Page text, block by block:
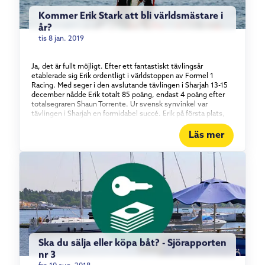
OS 2020. Läs mer om Josefin Olsson
Kommer Erik Stark att bli världsmästare i
år?
tis 8 jan. 2019
Ja, det är fullt möjligt. Efter ett fantastiskt tävlingsår
etablerade sig Erik ordentligt i världstoppen av Formel 1
Racing. Med seger i den avslutande tävlingen i Sharjah 13-15
december nådde Erik totalt 85 poäng, endast 4 poäng efter
totalsegraren Shaun Torrente. Ur svensk synvinkel var
tävlingen i Sharjah en formidabel succé. Erik på första plats,
Jonas Andersson på andra och Erik Edin på en 5:e plats. Under
året har Erik vunnit tre av totalt 7 deltävlingar. Grand Prix
Paris, Grand Prix London och nu senast Grand Prix Sharjah.
Eriks lag Team Abu Dabi (Erik Edin, Shaun Torrente och Tani Al
Qemsi) segrade också totalt under 2018. Nu laddar Erik upp
inför 2019. Vi återkommer med reportage från den första
tävlingen i Portimao, Portugal i maj månad. Läs mer om Erik
Stark
Läs mer
Ska du sälja eller köpa båt? - Sjörapporten
nr 3